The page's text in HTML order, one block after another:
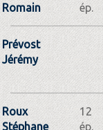
Romain
ép.
Prévost
Jérémy
Roux
Stéphane
12
ép.